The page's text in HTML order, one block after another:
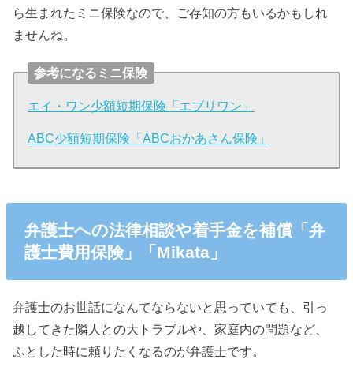
ら生まれたミニ保険なので、ご存知の方もいるかもしれ
ませんね。
参考になるミニ保険
エイ・ワン少額短期保険「エブリワン」
ABC少額短期保険「ABCおかあさん保険」
弁護士への法律相談や着手金を補償「弁
護士費用保険」「Mikata」
弁護士のお世話になんてならないと思っていても、引っ
越してきた隣人との大トラブルや、家庭内の問題など、
ふとした時に頼りたくなるのが弁護士です。